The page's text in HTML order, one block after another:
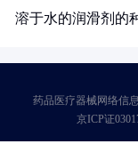
溶于水的润滑剂的
药品医疗器械网络信
京ICP证